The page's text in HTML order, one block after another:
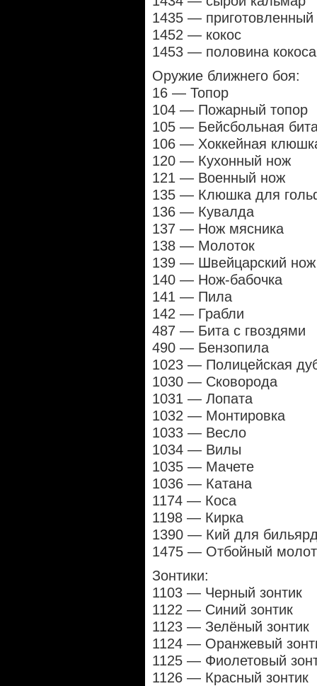
1435 — приготовленный
1452 — кокос
1453 — половина кокоса
Оружие ближнего боя:
16 — Топор
104 — Пожарный топор
105 — Бейсбольная
106 — Хоккейная
120 — Кухонный нож
121 — Военный нож
135 — Клюшка для
136 — Кувалда
137 — Нож мясника
138 — Молоток
139 — Швейцарский нож
140 — Нож-бабочка
141 — Пила
142 — Грабли
487 — Бита с гвоздями
490 — Бензопила
1023 — Полицейская
1030 — Сковорода
1031 — Лопата
1032 — Монтировка
1033 — Весло
1034 — Вилы
1035 — Мачете
1036 — Катана
1174 — Коса
1198 — Кирка
1390 — Кий для
1475 — Отбойный
Зонтики:
1103 — Черный зонтик
1122 — Синий зонтик
1123 — Зелёный зонтик
1124 — Оранжевый
1125 — Фиолетовый
1126 — Красный зонтик